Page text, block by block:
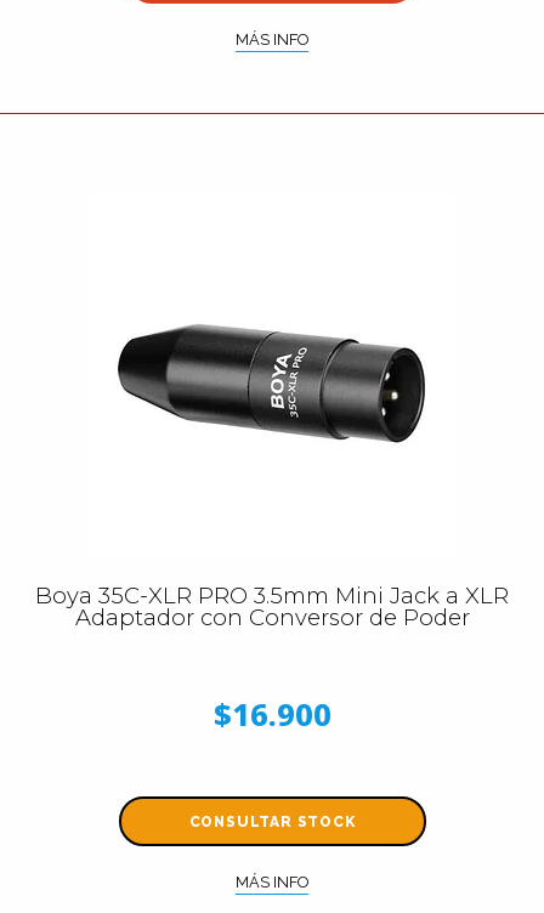
MÁS INFO
Boya 35C-XLR PRO 3.5mm Mini Jack a XLR
Adaptador con Conversor de Poder
$16.900
CONSULTAR STOCK
MÁS INFO